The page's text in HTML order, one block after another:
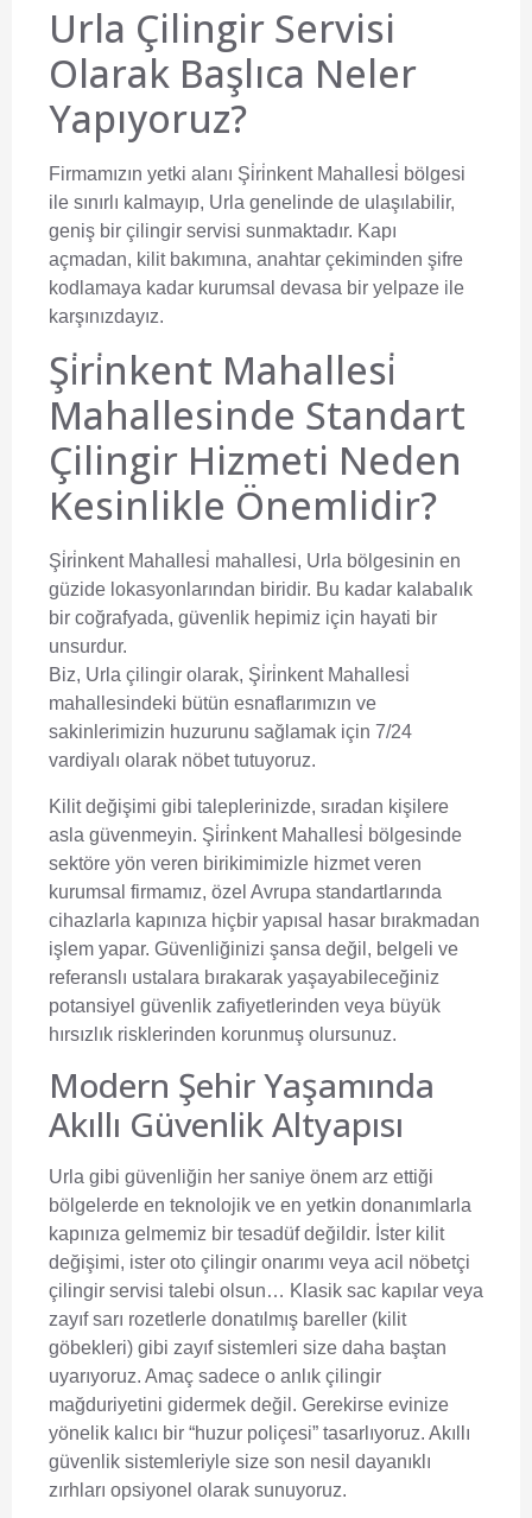
Urla Çilingir Servisi
Olarak Başlıca Neler
Yapıyoruz?
Firmamızın yetki alanı Şi̇ri̇nkent Mahallesi̇ bölgesi
ile sınırlı kalmayıp, Urla genelinde de ulaşılabilir,
geniş bir çilingir servisi sunmaktadır. Kapı
açmadan, kilit bakımına, anahtar çekiminden şifre
kodlamaya kadar kurumsal devasa bir yelpaze ile
karşınızdayız.
Şi̇ri̇nkent Mahallesi̇
Mahallesinde Standart
Çilingir Hizmeti Neden
Kesinlikle Önemlidir?
Şi̇ri̇nkent Mahallesi̇ mahallesi, Urla bölgesinin en
güzide lokasyonlarından biridir. Bu kadar kalabalık
bir coğrafyada, güvenlik hepimiz için hayati bir
unsurdur.
Biz, Urla çilingir olarak, Şi̇ri̇nkent Mahallesi̇
mahallesindeki bütün esnaflarımızın ve
sakinlerimizin huzurunu sağlamak için 7/24
vardiyalı olarak nöbet tutuyoruz.
Kilit değişimi gibi taleplerinizde, sıradan kişilere
asla güvenmeyin. Şi̇ri̇nkent Mahallesi̇ bölgesinde
sektöre yön veren birikimimizle hizmet veren
kurumsal firmamız, özel Avrupa standartlarında
cihazlarla kapınıza hiçbir yapısal hasar bırakmadan
işlem yapar. Güvenliğinizi şansa değil, belgeli ve
referanslı ustalara bırakarak yaşayabileceğiniz
potansiyel güvenlik zafiyetlerinden veya büyük
hırsızlık risklerinden korunmuş olursunuz.
Modern Şehir Yaşamında
Akıllı Güvenlik Altyapısı
Urla gibi güvenliğin her saniye önem arz ettiği
bölgelerde en teknolojik ve en yetkin donanımlarla
kapınıza gelmemiz bir tesadüf değildir. İster kilit
değişimi, ister oto çilingir onarımı veya acil nöbetçi
çilingir servisi talebi olsun… Klasik sac kapılar veya
zayıf sarı rozetlerle donatılmış bareller (kilit
göbekleri) gibi zayıf sistemleri size daha baştan
uyarıyoruz. Amaç sadece o anlık çilingir
mağduriyetini gidermek değil. Gerekirse evinize
yönelik kalıcı bir “huzur poliçesi” tasarlıyoruz. Akıllı
güvenlik sistemleriyle size son nesil dayanıklı
zırhları opsiyonel olarak sunuyoruz.